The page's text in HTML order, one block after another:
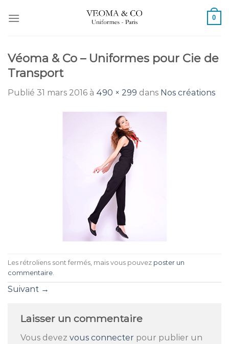
au
0
Véoma & Co – Uniformes pour Cie de
Transport
Publié 31 mars 2016 à 490 × 299 dans Nos créations
Les rétroliens sont fermés, mais vous pouvez poster un
commentaire
Suivant →
Laisser un commentaire
Vous devez vous connecter pour publier un